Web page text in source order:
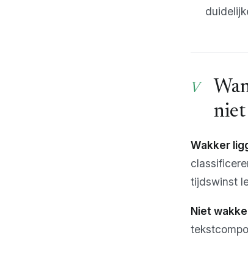
niet
Wakker
tijdswinst
Niet